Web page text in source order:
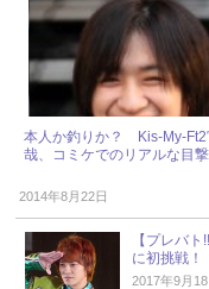
本人か釣りか？ Kis-My-Ft2
哉、コミケでのリアルな目
2014年8月22日
【プレバ
に初挑戦
2017年9月18